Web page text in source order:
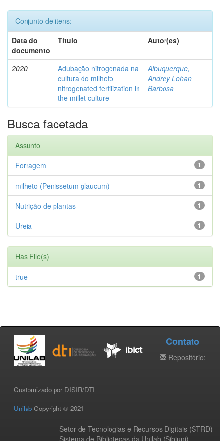
Conjunto de itens:
Data do
documento
Título Autor(es)
2020
Adubação nitrogenada na
cultura do milheto
nitrogenated fertilization in
the millet culture.
Albuquerque,
Andrey Lohan
Barbosa
Busca facetada
Assunto
1
Forragem
1
milheto (Penissetum glaucum)
1
Nutrição de plantas
1
Ureia
Has File(s)
1
true
Customizado por DISIR/DTI
Unilab Copyright © 2021
Setor de Tecnologias e Recursos Digitais (STRD) -
Sistema de Bibliotecas da Unilab (Sibiuni)
Contato
Repositório: